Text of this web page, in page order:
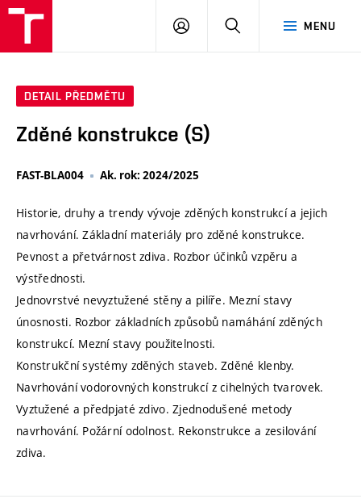
MENU
PŘIHLÁSIT
DETAIL PŘEDMĚTU
Zděné konstrukce (S)
FAST-BLA004 Ak. rok: 2024/2025
Historie, druhy a trendy vývoje zděných konstrukcí a jejich
navrhování. Základní materiály pro zděné konstrukce.
Pevnost a přetvárnost zdiva. Rozbor účinků vzpěru a
výstřednosti.
Jednovrstvé nevyztužené stěny a pilíře. Mezní stavy
únosnosti. Rozbor základních způsobů namáhání zděných
konstrukcí. Mezní stavy použitelnosti.
Konstrukční systémy zděných staveb. Zděné klenby.
Navrhování vodorovných konstrukcí z cihelných tvarovek.
Vyztužené a předpjaté zdivo. Zjednodušené metody
navrhování. Požární odolnost. Rekonstrukce a zesilování
zdiva.